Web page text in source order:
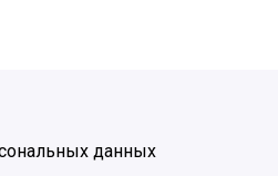
данных